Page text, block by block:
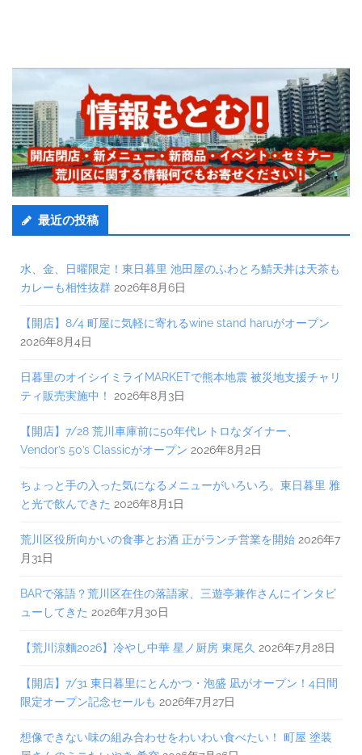
最近の投稿
水、金、日曜限定！東日暮里 池田屋のふわとろ鯖天丼は天茶も
カレーも相性抜群 2026年8月6日
【開店】8/4 町屋に気軽に寄れるwine stand haruがオープン
2026年8月4日
日暮里のオイシイミライMARKETで熊本地震 被災地支援チャリ
ティ販売実施中！
2026年8月3日
【開店】7/28 荒川車庫前に50年代レトロなダイナー、
Vendor’s 50’s Classicがオープン 2026年8月2日
ちょっと手の入った気になるメニューがいろいろ。東日暮里 雅
と光で飲んできた 2026年8月1日
荒川区役所向かいの食事とお酒 正がランチ営業を開始 2026年7
月31日
BARで落語？荒川区在住の落語家、三遊亭兼作さんにインタビ
ューしてきた 2026年7月30日
【荒川涼麵2026】冷やし中華 星ノ厨房 東尾久 2026年7月28日
【開店】7/31 東日暮里にとんかつ・泡盛 凪がオープン！4日間
限定オープン記念セールも 2026年7月27日
想像できない味の組み合わせをわいわい食べたい！ 町屋 塗装